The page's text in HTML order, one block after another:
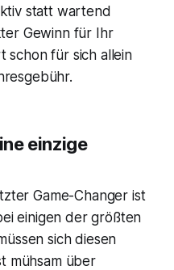
statt wartend
Gewinn für Ihr
schon für sich allein
einzige
Game-Changer ist
einigen der größten
sich diesen
mühsam über